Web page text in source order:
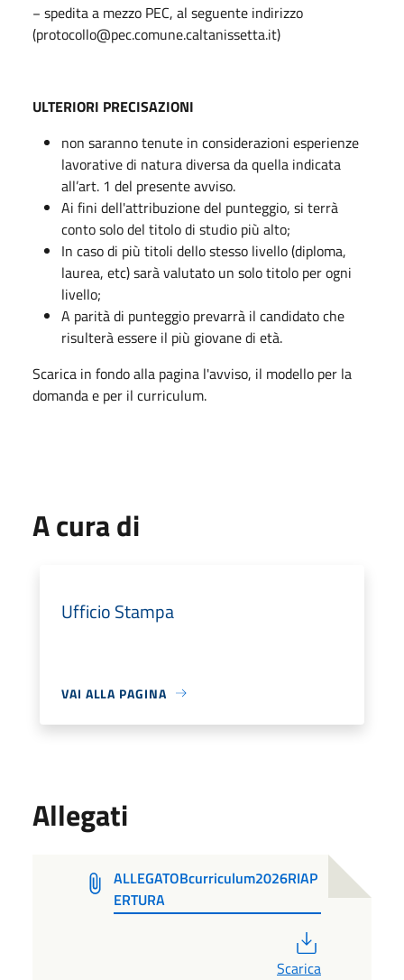
− spedita a mezzo PEC, al seguente indirizzo
(protocollo@pec.comune.caltanissetta.it)
ULTERIORI PRECISAZIONI
non saranno tenute in considerazioni esperienze
lavorative di natura diversa da quella indicata
all’art. 1 del presente avviso.
Ai fini dell'attribuzione del punteggio, si terrà
conto solo del titolo di studio più alto;
In caso di più titoli dello stesso livello (diploma,
laurea, etc) sarà valutato un solo titolo per ogni
livello;
A parità di punteggio prevarrà il candidato che
risulterà essere il più giovane di età.
Scarica in fondo alla pagina l'avviso, il modello per la
domanda e per il curriculum.
A cura di
Ufficio Stampa
VAI ALLA PAGINA
Allegati
ALLEGATOBcurriculum2026RIAP
ERTURA
Scarica